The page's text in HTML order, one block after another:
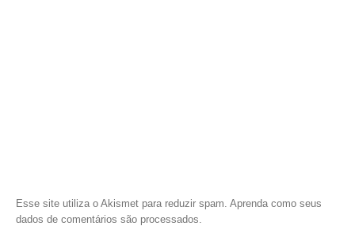
Esse site utiliza o Akismet para reduzir spam. Aprenda como seus
dados de comentários são processados